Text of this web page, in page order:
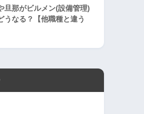
旦那がビルメン(設備管理)
うなる？【他職種と違う